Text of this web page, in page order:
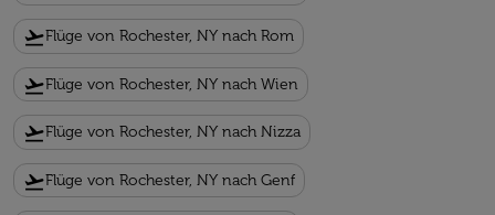
flight_takeoffFlüge von Rochester, NY nach Rom
flight_takeoffFlüge von Rochester, NY nach Wien
flight_takeoffFlüge von Rochester, NY nach Nizza
flight_takeoffFlüge von Rochester, NY nach Genf